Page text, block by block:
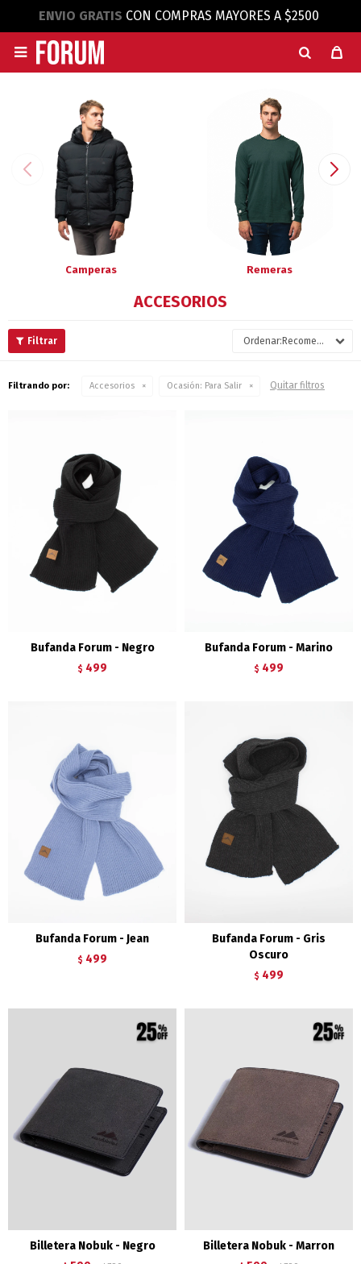
ENVIO GRATIS CON COMPRAS MAYORES A $2500

Camperas Remeras
ACCESORIOS
Recomendados
Filtrando por: Accesorios Ocasión: Para Salir Quitar filtros
Bufanda Forum - Negro
$ 499
Bufanda Forum - Marino
$ 499
Bufanda Forum - Jean
$ 499
Bufanda Forum - Gris
Oscuro
$ 499
Billetera Nobuk - Negro Billetera Nobuk - Marron